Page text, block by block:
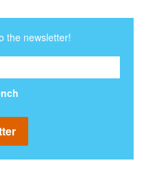
the newsletter!